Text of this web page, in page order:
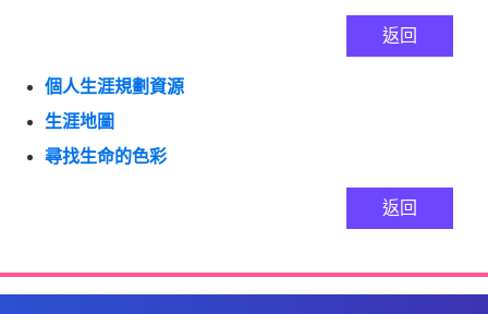
返回
個人生涯規劃資源
生涯地圖
尋找生命的色彩
返回